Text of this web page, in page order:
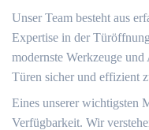
Unser Team besteht aus
Expertise in der
modernste Werkzeuge
Türen sicher und effizient
Eines unserer wichtigsten
Verfügbarkeit.​ Wir